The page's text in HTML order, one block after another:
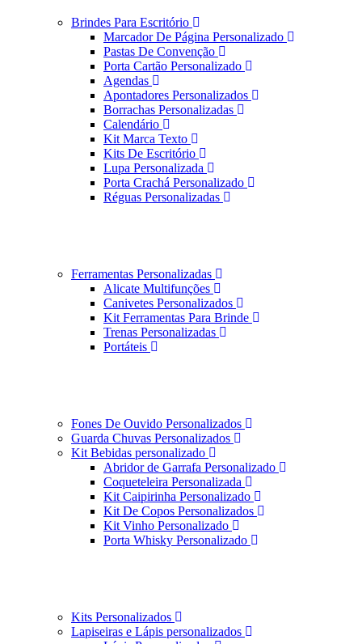
Brindes Para Escritório
Marcador De Página Personalizado
Pastas De Convenção
Porta Cartão Personalizado
Agendas
Apontadores Personalizados
Borrachas Personalizadas
Calendário
Kit Marca Texto
Kits De Escritório
Lupa Personalizada
Porta Crachá Personalizado
Réguas Personalizadas
Ferramentas Personalizadas
Alicate Multifunções
Canivetes Personalizados
Kit Ferramentas Para Brinde
Trenas Personalizadas
Portáteis
Fones De Ouvido Personalizados
Guarda Chuvas Personalizados
Kit Bebidas personalizado
Abridor de Garrafa Personalizado
Coqueteleira Personalizada
Kit Caipirinha Personalizado
Kit De Copos Personalizados
Kit Vinho Personalizado
Porta Whisky Personalizado
Kits Personalizados
Lapiseiras e Lápis personalizados